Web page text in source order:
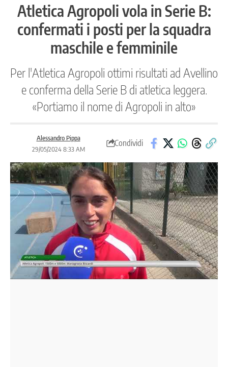
Atletica Agropoli vola in Serie B:
confermati i posti per la squadra
maschile e femminile
Per l'Atletica Agropoli ottimi risultati ad Avellino
e conferma della Serie B di atletica leggera.
«Portiamo il nome di Agropoli in alto»
Alessandro Pippa
29/05/2024 8:33 AM
Condividi